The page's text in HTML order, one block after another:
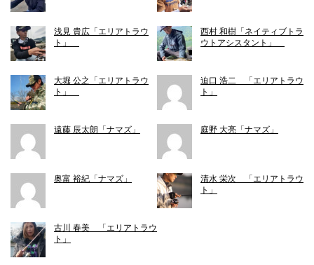
浅見 貴広「エリアトラウ
ト」
西村 和樹「ネイティブトラ
ウトアシスタント」
大堀 公之「エリアトラウ
ト」
迫口 浩二 「エリアトラウ
ト」
遠藤 辰太朗「ナマズ」 庭野 大亮「ナマズ」
奥富 裕紀「ナマズ」
清水 栄次 「エリアトラウ
ト」
古川 春美 「エリアトラウ
ト」